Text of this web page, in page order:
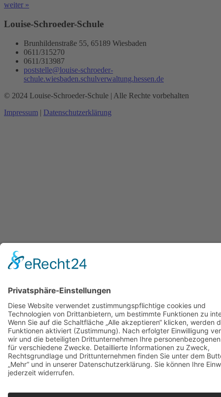
weiter »
Louise-Schroeder-Schule
Brunhildenstraße 55, 65189 Wiesbaden
0611/315270
0611/313987
poststelle@louise-schroeder-
schule.wiesbaden.schulverwaltung.hessen.de
© 2024 Louise-Schroeder-Schule | Alle Rechte vorbehalten
Impressum | Datenschutzerklärung